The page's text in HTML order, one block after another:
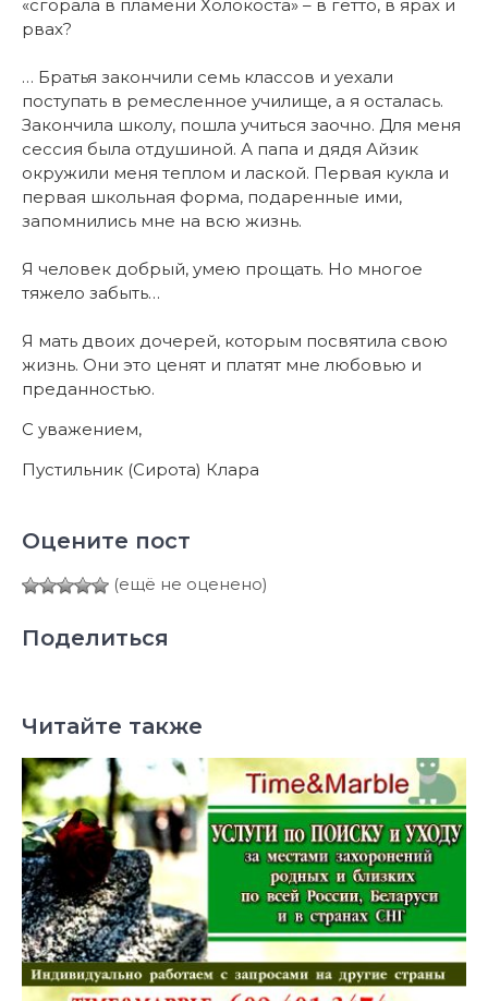
«сгорала в пламени Холокоста» – в гетто, в ярах и
рвах?
… Братья закончили семь классов и уехали
поступать в ремесленное училище, а я осталась.
Закончила школу, пошла учиться заочно. Для меня
сессия была отдушиной. А папа и дядя Айзик
окружили меня теплом и лаской. Первая кукла и
первая школьная форма, подаренные ими,
запомнились мне на всю жизнь.
Я человек добрый, умею прощать. Но многое
тяжело забыть…
Я мать двоих дочерей, которым посвятила свою
жизнь. Они это ценят и платят мне любовью и
преданностью.
С уважением,
Пустильник (Сирота) Клара
Оцените пост
(ещё не оценено)
Поделиться
Читайте также